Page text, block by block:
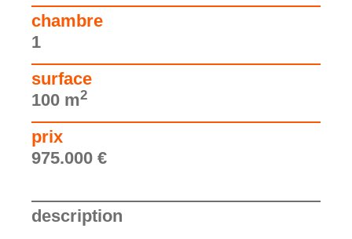
chambre
1
surface
100 m2
prix
975.000 €
description